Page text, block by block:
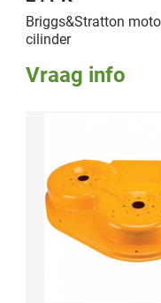
Briggs&Stratton
cilinder
Vraag info